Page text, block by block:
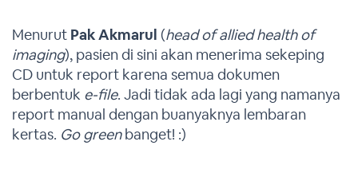
Menurut Pak Akmarul (head of allied health of
imaging), pasien di sini akan menerima sekeping
CD untuk report karena semua dokumen
berbentuk e-file. Jadi tidak ada lagi yang namanya
report manual dengan buanyaknya lembaran
kertas. Go greenbanget! :)